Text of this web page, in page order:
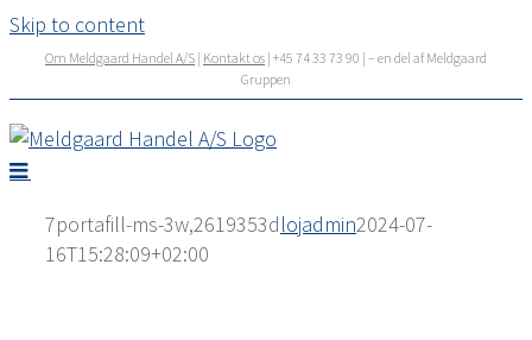
Skip to content
Om Meldgaard Handel A/S | Kontakt os | +45 74 33 73 90 | – en del af Meldgaard
Gruppen
7portafill-ms-3w,2619353dlojadmin2024-07-
16T15:28:09+02:00